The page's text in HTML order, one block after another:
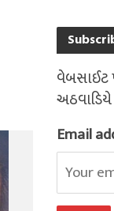
વેબસાઈટ
Email